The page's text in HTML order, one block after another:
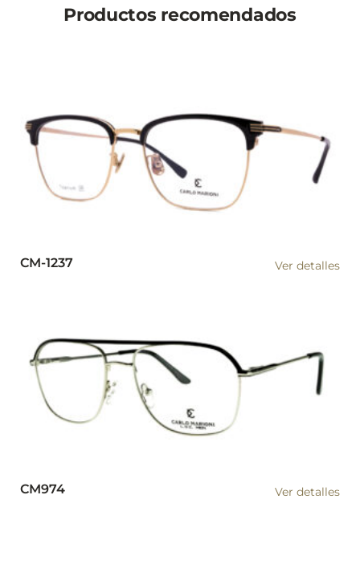
Productos recomendados
CM-1237 Ver detalles
CM974 Ver detalles